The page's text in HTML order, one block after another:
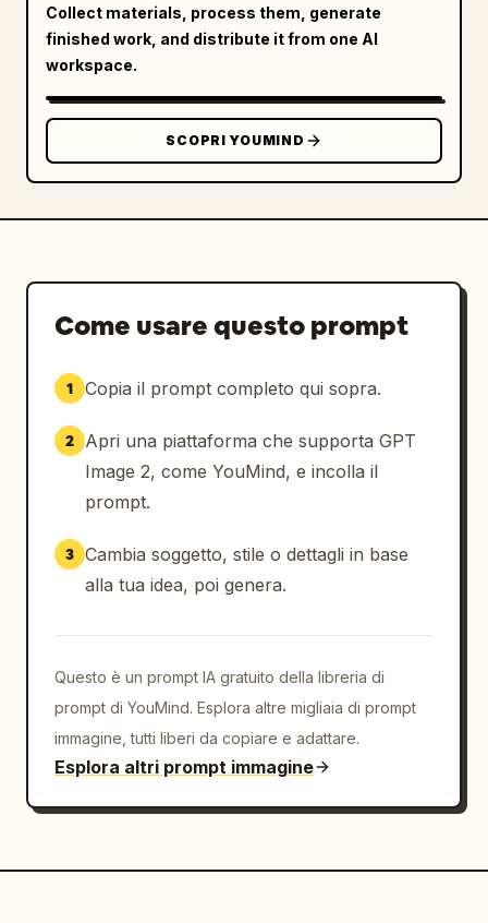
Collect materials, process them, generate
finished work, and distribute it from one AI
workspace.
SCOPRI YOUMIND
Come usare questo prompt
1 Copia il prompt completo qui sopra.
2
Apri una piattaforma che supporta GPT
Image 2, come YouMind, e incolla il
prompt.
3 Cambia soggetto, stile o dettagli in base
alla tua idea, poi genera.
Questo è un prompt IA gratuito della libreria di
prompt di YouMind. Esplora altre migliaia di prompt
immagine, tutti liberi da copiare e adattare.
Esplora altri prompt immagine